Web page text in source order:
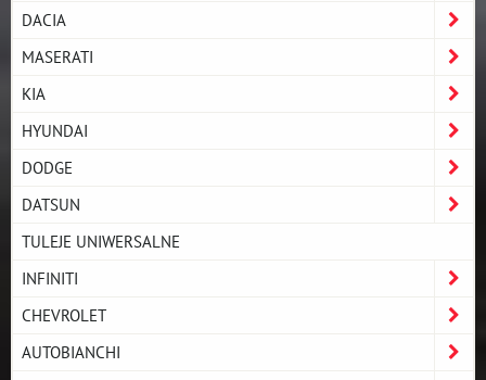
DACIA
MASERATI
KIA
HYUNDAI
DODGE
DATSUN
TULEJE UNIWERSALNE
INFINITI
CHEVROLET
AUTOBIANCHI